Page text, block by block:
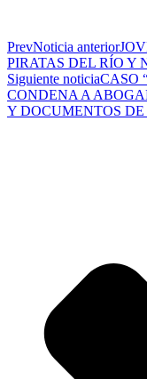
PrevNoticia anterior
PIRATAS DEL RÍO Y
Siguiente noticiaCASO
CONDENA A
Y DOCUMENTOS DE